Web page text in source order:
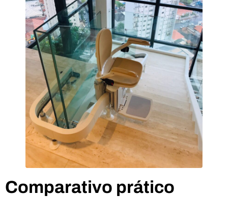
Comparativo prático